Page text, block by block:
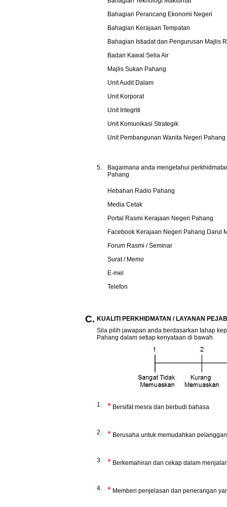
Bahagian Perancang Ekonomi Negeri
Bahagian Kerajaan Tempatan
Bahagian Istiadat dan Pengurusan Majlis
Badan Kawal Selia Air
Majlis Sukan Pahang
Unit Audit Dalam
Unit Korporat
Unit Integriti
Unit Komunikasi Strategik
Unit Pembangunan Wanita Negeri Pahang
5.
Bagaimana anda mengetahui
Pahang
Hebahan Radio Pahang
Media Cetak
Portal Rasmi Kerajaan Negeri Pahang
Facebook Kerajaan Negeri Pahang Darul
Forum Rasmi / Seminar
Surat / Memo
E-mel
Telefon
C. KUALITI PERKHIDMATAN / LAYANAN
Sila pilih jawapan anda berdasarkan tahap
Pahang dalam setiap kenyataan di bawah.
1. * Bersifat mesra dan berbudi bahasa
2. * Berusaha untuk memudahkan pelanggan
3. * Berkemahiran dan cekap dalam
4. * Memberi penjelasan dan penerangan